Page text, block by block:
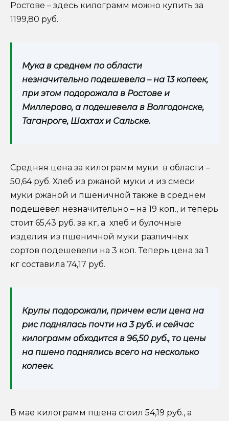
Ростове – здесь килограмм можно купить за
1199,80 руб.
Мука в среднем по области
незначительно подешевела – на 13 копеек,
при этом подорожала в Ростове и
Миллерово, а подешевела в Волгодонске,
Таганроге, Шахтах и Сальске.
Средняя цена за килограмм муки в области –
50,64 руб. Хлеб из ржаной муки и из смеси
муки ржаной и пшеничной также в среднем
подешевел незначительно – на 19 коп., и теперь
стоит 65,43 руб. за кг, а хлеб и булочные
изделия из пшеничной муки различных
сортов подешевели на 3 коп. Теперь цена за 1
кг составила 74,17 руб.
Крупы подорожали, причем если цена на
рис поднялась почти на 3 руб. и сейчас
килограмм обходится в 96,50 руб., то цены
на пшено поднялись всего на несколько
копеек.
В мае килограмм пшена стоил 54,19 руб., а